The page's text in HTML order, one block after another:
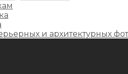
и архитектурных